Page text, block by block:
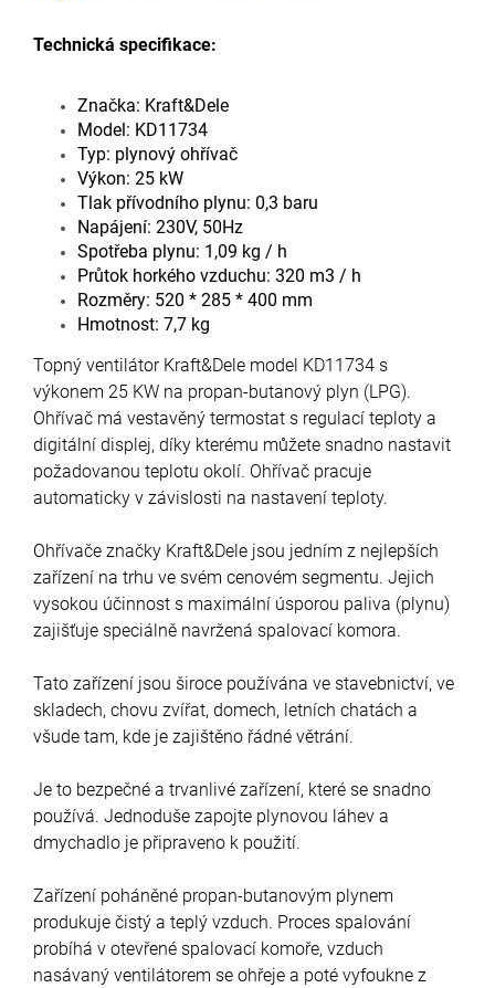
Technická specifikace:
Značka: Kraft&Dele
Model: KD11734
Typ: plynový ohřívač
Výkon: 25 kW
Tlak přívodního plynu: 0,3 baru
Napájení: 230V, 50Hz
Spotřeba plynu: 1,09 kg / h
Průtok horkého vzduchu: 320 m3 / h
Rozměry: 520 * 285 * 400 mm
Hmotnost: 7,7 kg
Topný ventilátor Kraft&Dele model KD11734 s
výkonem 25 KW na propan-butanový plyn (LPG).
Ohřívač má vestavěný termostat s regulací teploty a
digitální displej, díky kterému můžete snadno nastavit
požadovanou teplotu okolí. Ohřívač pracuje
automaticky v závislosti na nastavení teploty.
Ohřívače značky Kraft&Dele jsou jedním z nejlepších
zařízení na trhu ve svém cenovém segmentu. Jejich
vysokou účinnost s maximální úsporou paliva (plynu)
zajišťuje speciálně navržená spalovací komora.
Tato zařízení jsou široce používána ve stavebnictví, ve
skladech, chovu zvířat, domech, letních chatách a
všude tam, kde je zajištěno řádné větrání.
Je to bezpečné a trvanlivé zařízení, které se snadno
používá. Jednoduše zapojte plynovou láhev a
dmychadlo je připraveno k použití.
Zařízení poháněné propan-butanovým plynem
produkuje čistý a teplý vzduch. Proces spalování
probíhá v otevřené spalovací komoře, vzduch
nasávaný ventilátorem se ohřeje a poté vyfoukne z